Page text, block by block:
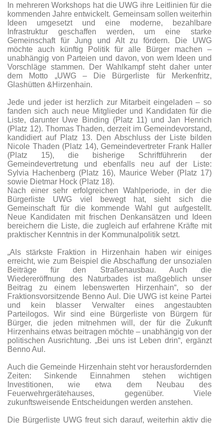
In mehreren Workshops hat die UWG ihre Leitlinien für die
kommenden Jahre entwickelt. Gemeinsam sollen weiterhin
Ideen umgesetzt und eine moderne, bezahlbare
Infrastruktur geschaffen werden, um eine starke
Gemeinschaft für Jung und Alt zu fördern. Die UWG
möchte auch künftig Politik für alle Bürger machen –
unabhängig von Parteien und davon, von wem Ideen und
Vorschläge stammen. Der Wahlkampf steht daher unter
dem Motto „UWG – Die Bürgerliste für Merkenfritz,
Glashütten &Hirzenhain.
Jede und jeder ist herzlich zur Mitarbeit eingeladen – so
fanden sich auch neue Mitglieder und Kandidaten für die
Liste, darunter Uwe Binding (Platz 11) und Jan Henrich
(Platz 12). Thomas Thaden, derzeit im Gemeindevorstand,
kandidiert auf Platz 13. Den Abschluss der Liste bilden
Nicole Thaden (Platz 14), Gemeindevertreter Frank Haller
(Platz 15), die bisherige Schriftführerin der
Gemeindevertretung und ebenfalls neu auf der Liste:
Sylvia Hachenberg (Platz 16), Maurice Weber (Platz 17)
sowie Dietmar Hock (Platz 18).
Nach einer sehr erfolgreichen Wahlperiode, in der die
Bürgerliste UWG viel bewegt hat, sieht sich die
Gemeinschaft für die kommende Wahl gut aufgestellt.
Neue Kandidaten mit frischen Denkansätzen und Ideen
bereichern die Liste, die zugleich auf erfahrene Kräfte mit
praktischer Kenntnis in der Kommunalpolitik setzt.
„Als stärkste Fraktion in Hirzenhain haben wir einiges
erreicht, wie zum Beispiel die Abschaffung der unsozialen
Beiträge für den Straßenausbau. Auch die
Wiedereröffnung des Naturbades ist maßgeblich unser
Beitrag zu einem lebenswerten Hirzenhain“, so der
Fraktionsvorsitzende Benno Aul. Die UWG ist keine Partei
und kein blasser Verwalter eines angestaubten
Parteilogos. Wir sind eine Bürgerliste von Bürgern für
Bürger, die jeden mitnehmen will, der für die Zukunft
Hirzenhains etwas beitragen möchte – unabhängig von der
politischen Ausrichtung. „Bei uns ist Leben drin“, ergänzt
Benno Aul.
Auch die Gemeinde Hirzenhain steht vor herausfordernden
Zeiten: Sinkende Einnahmen stehen wichtigen
Investitionen, wie etwa dem Neubau des
Feuerwehrgerätehauses, gegenüber. Viele
zukunftsweisende Entscheidungen werden anstehen.
Die Bürgerliste UWG freut sich darauf, weiterhin aktiv die